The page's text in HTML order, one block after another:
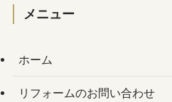
メニュー
ホーム
リフォームのお問い合わせ